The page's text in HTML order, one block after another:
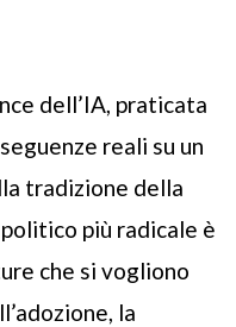
dell’IA, praticata
reali su un
tradizione della
più radicale è
che si vogliono
la